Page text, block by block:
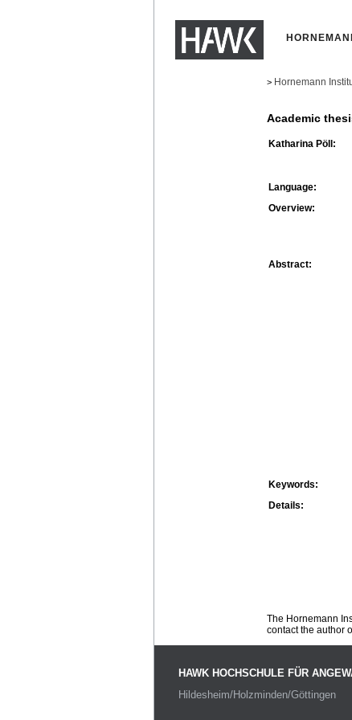
> Hornemann
Academic
Katharina Pöll:
Language:
Overview:
Abstract:
Keywords:
Details:
The Hornemann
contact the author
HAWK HOCHSCHULE FÜR
Hildesheim/Holzminden/Göttingen